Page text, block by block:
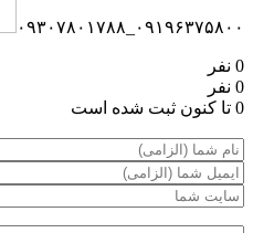
۰۹۱۹۶۳۷۵۸۰۰_۰۹۳۰۷۸۰۱۷۸۸
0 نفر
0 نفر
0 تا کنون ثبت شده است